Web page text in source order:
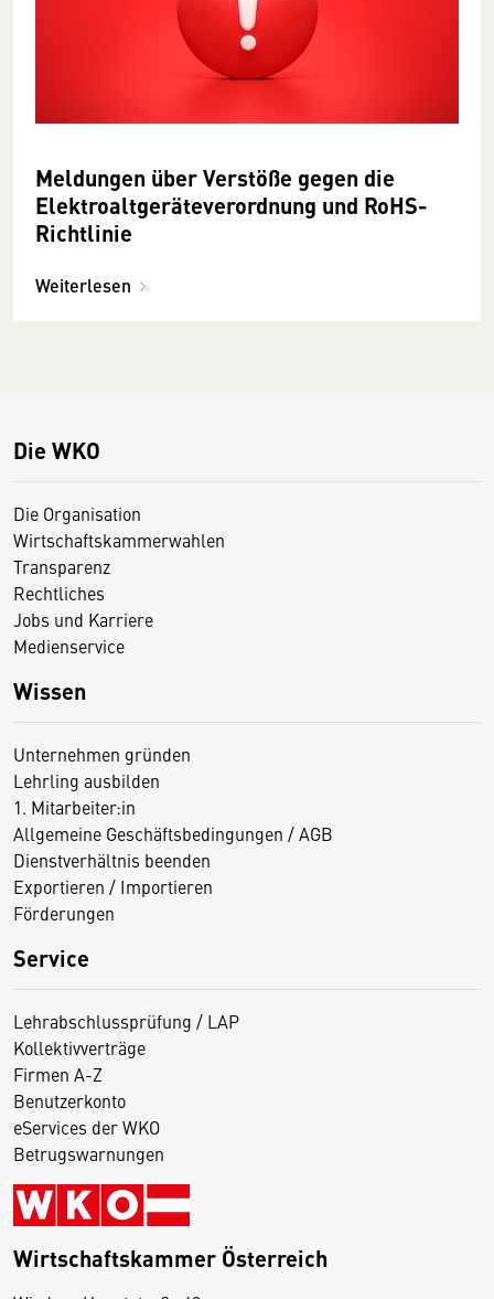
Meldungen über Verstöße gegen die
Elektroaltgeräteverordnung und RoHS-
Richtlinie
Weiterlesen
Die WKO
Die Organisation
Wirtschaftskammerwahlen
Transparenz
Rechtliches
Jobs und Karriere
Medienservice
Wissen
Unternehmen gründen
Lehrling ausbilden
1. Mitarbeiter:in
Allgemeine Geschäftsbedingungen / AGB
Dienstverhältnis beenden
Exportieren / Importieren
Förderungen
Service
Lehrabschlussprüfung / LAP
Kollektivverträge
Firmen A-Z
Benutzerkonto
eServices der WKO
Betrugswarnungen
Wirtschaftskammer Österreich